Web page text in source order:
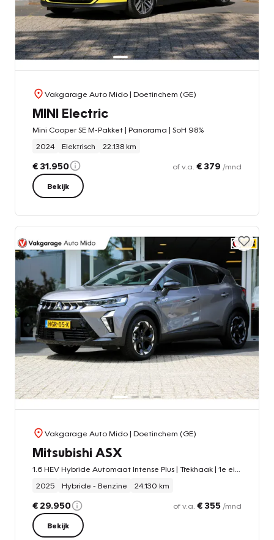
Vakgarage Auto Mido| Doetinchem (GE)
MINI Electric
Mini Cooper SE M-Pakket | Panorama | SoH 98%
2024
Elektrisch 22.138 km
€ 31.950 of v.a. € 379 /mnd
Bekijk
Vakgarage Auto Mido| Doetinchem (GE)
Mitsubishi ASX
2025
Hybride - Benzine 24.130 km
€ 29.950 of v.a. € 355 /mnd
Bekijk